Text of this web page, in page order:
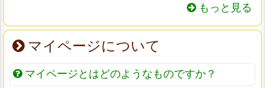
もっと見る
マイページについて
マイページとはどのようなものですか？